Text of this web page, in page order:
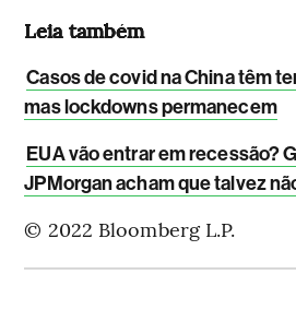
Leia também
Casos de covid na China têm
mas lockdowns permanecem
EUA vão entrar em recessão?
JPMorgan acham que talvez
© 2022 Bloomberg L.P.